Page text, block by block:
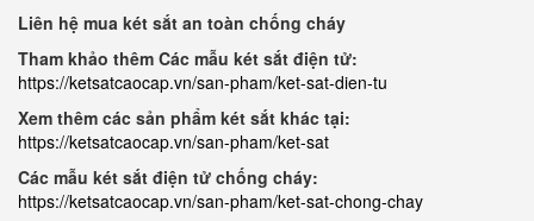
Liên hệ mua két sắt an toàn chống cháy
Tham khảo thêm Các mẫu két sắt điện tử:
https://ketsatcaocap.vn/san-pham/ket-sat-dien-tu
Xem thêm các sản phẩm két sắt khác tại:
https://ketsatcaocap.vn/san-pham/ket-sat
Các mẫu két sắt điện tử chống cháy:
https://ketsatcaocap.vn/san-pham/ket-sat-chong-chay